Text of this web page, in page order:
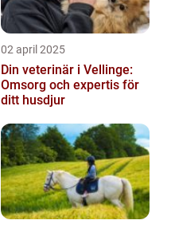
02 april 2025
Din veterinär i Vellinge:
Omsorg och expertis för
ditt husdjur